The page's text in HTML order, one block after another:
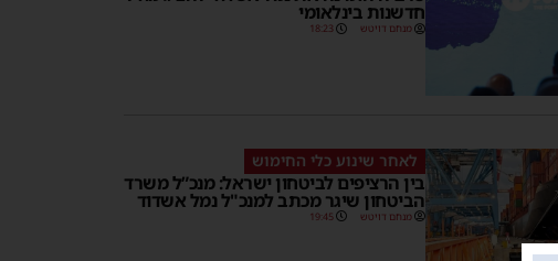
חדשנות בינלאומי
מנחם דויטש 18:23
לאחר שינוע כלי החימוש
בין הרציפים לביטחון ישראל: מנכ”ל משרד
הביטחון שיגר מכתב למנכ"ל נמל אשדוד
מנחם דויטש 19:45